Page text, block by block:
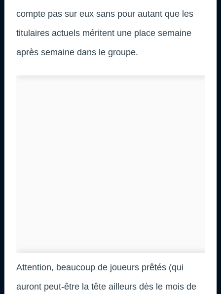
compte pas sur eux sans pour autant que les
titulaires actuels méritent une place semaine
après semaine dans le groupe.
Attention, beaucoup de joueurs prêtés (qui
auront peut-être la tête ailleurs dès le mois de